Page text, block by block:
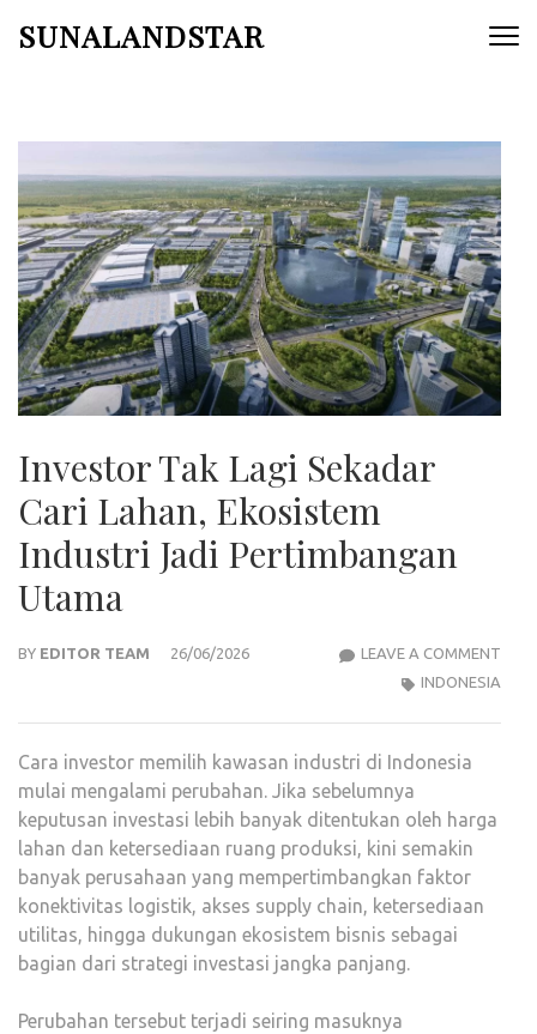
SUNALANDSTAR
Investor Tak Lagi Sekadar
Cari Lahan, Ekosistem
Industri Jadi Pertimbangan
Utama
BY EDITOR TEAM 26/06/2026 LEAVE A COMMENT
INDONESIA
Cara investor memilih kawasan industri di Indonesia
mulai mengalami perubahan. Jika sebelumnya
keputusan investasi lebih banyak ditentukan oleh harga
lahan dan ketersediaan ruang produksi, kini semakin
banyak perusahaan yang mempertimbangkan faktor
konektivitas logistik, akses supply chain, ketersediaan
utilitas, hingga dukungan ekosistem bisnis sebagai
bagian dari strategi investasi jangka panjang.
Perubahan tersebut terjadi seiring masuknya